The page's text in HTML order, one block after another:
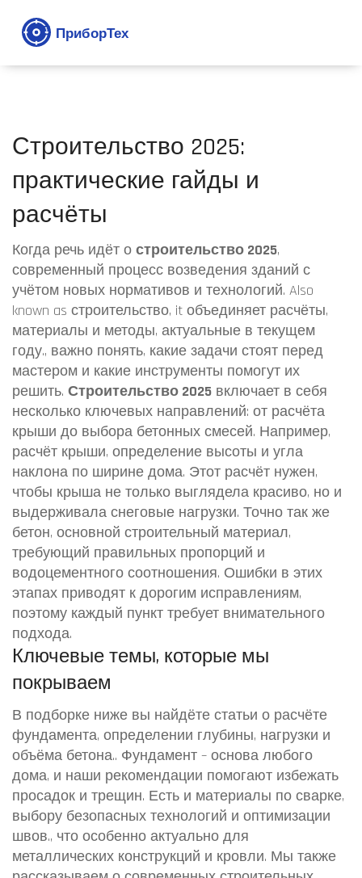
Строительство 2025:
практические гайды и
расчёты
Когда речь идёт о строительство 2025,
современный процесс возведения зданий с
учётом новых нормативов и технологий. Also
known as строительство, it объединяет расчёты,
материалы и методы, актуальные в текущем
году., важно понять, какие задачи стоят перед
мастером и какие инструменты помогут их
решить. Строительство 2025 включает в себя
несколько ключевых направлений: от расчёта
крыши до выбора бетонных смесей. Например,
расчёт крыши, определение высоты и угла
наклона по ширине дома. Этот расчёт нужен,
чтобы крыша не только выглядела красиво, но и
выдерживала снеговые нагрузки. Точно так же
бетон, основной строительный материал,
требующий правильных пропорций и
водоцементного соотношения. Ошибки в этих
этапах приводят к дорогим исправлениям,
поэтому каждый пункт требует внимательного
подхода.
Ключевые темы, которые мы
покрываем
В подборке ниже вы найдёте статьи о расчёте
фундамента, определении глубины, нагрузки и
объёма бетона.. Фундамент – основа любого
дома, и наши рекомендации помогают избежать
просадок и трещин. Есть и материалы по сварке,
выбору безопасных технологий и оптимизации
швов., что особенно актуально для
металлических конструкций и кровли. Мы также